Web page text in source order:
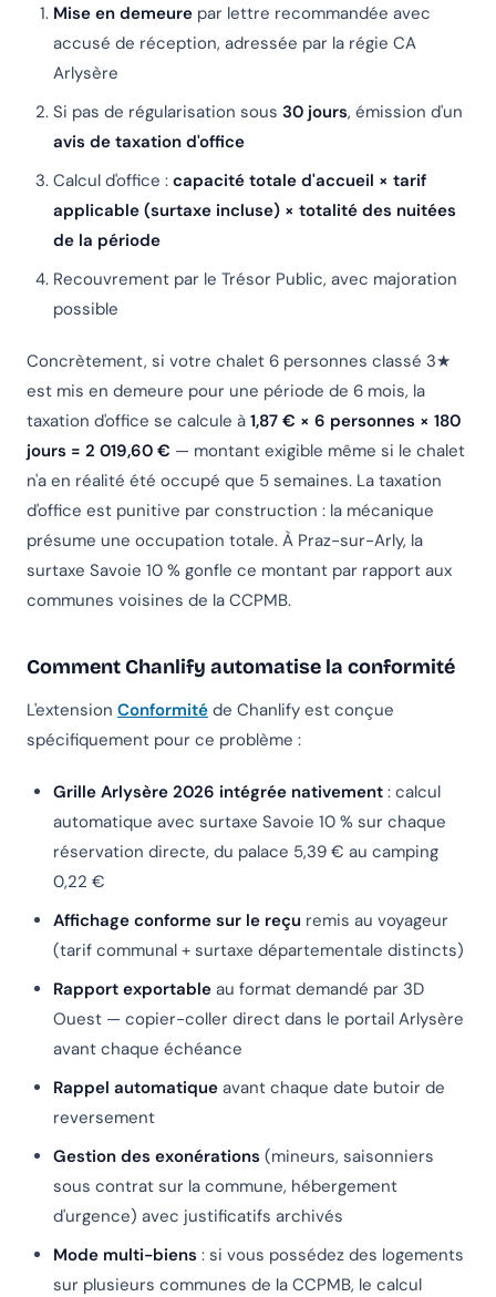
Mise en demeure par lettre recommandée avec
accusé de réception, adressée par la régie CA
Arlysère
Si pas de régularisation sous 30 jours, émission d'un
avis de taxation d'office
Calcul d'office : capacité totale d'accueil × tarif
applicable (surtaxe incluse) × totalité des nuitées
de la période
Recouvrement par le Trésor Public, avec majoration
possible
Concrètement, si votre chalet 6 personnes classé 3★
est mis en demeure pour une période de 6 mois, la
taxation d'office se calcule à 1,87 € × 6 personnes × 180
jours = 2 019,60 € — montant exigible même si le chalet
n'a en réalité été occupé que 5 semaines. La taxation
d'office est punitive par construction : la mécanique
présume une occupation totale. À Praz-sur-Arly, la
surtaxe Savoie 10 % gonfle ce montant par rapport aux
communes voisines de la CCPMB.
Comment Chanlify automatise la conformité
L'extension Conformité de Chanlify est conçue
spécifiquement pour ce problème :
Grille Arlysère 2026 intégrée nativement : calcul
automatique avec surtaxe Savoie 10 % sur chaque
réservation directe, du palace 5,39 € au camping
0,22 €
Affichage conforme sur le reçu remis au voyageur
(tarif communal + surtaxe départementale distincts)
Rapport exportable au format demandé par 3D
Ouest — copier-coller direct dans le portail Arlysère
avant chaque échéance
Rappel automatique avant chaque date butoir de
reversement
Gestion des exonérations (mineurs, saisonniers
sous contrat sur la commune, hébergement
d'urgence) avec justificatifs archivés
Mode multi-biens : si vous possédez des logements
sur plusieurs communes de la CCPMB, le calcul